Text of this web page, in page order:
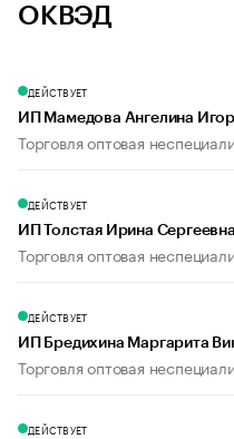
ОКВЭД
ДЕЙСТВУЕТ
ИП Мамедова Ангелина
Торговля оптовая
ДЕЙСТВУЕТ
ИП Толстая Ирина Сергеевна
Торговля оптовая
ДЕЙСТВУЕТ
ИП Бредихина Маргарита
Торговля оптовая
ДЕЙСТВУЕТ